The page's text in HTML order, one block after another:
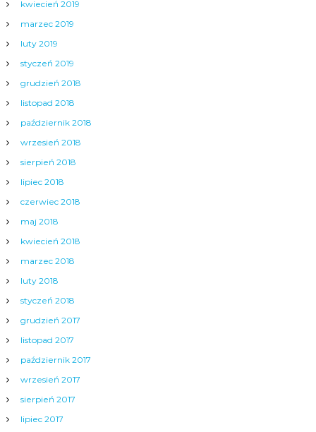
kwiecień 2019
marzec 2019
luty 2019
styczeń 2019
grudzień 2018
listopad 2018
październik 2018
wrzesień 2018
sierpień 2018
lipiec 2018
czerwiec 2018
maj 2018
kwiecień 2018
marzec 2018
luty 2018
styczeń 2018
grudzień 2017
listopad 2017
październik 2017
wrzesień 2017
sierpień 2017
lipiec 2017